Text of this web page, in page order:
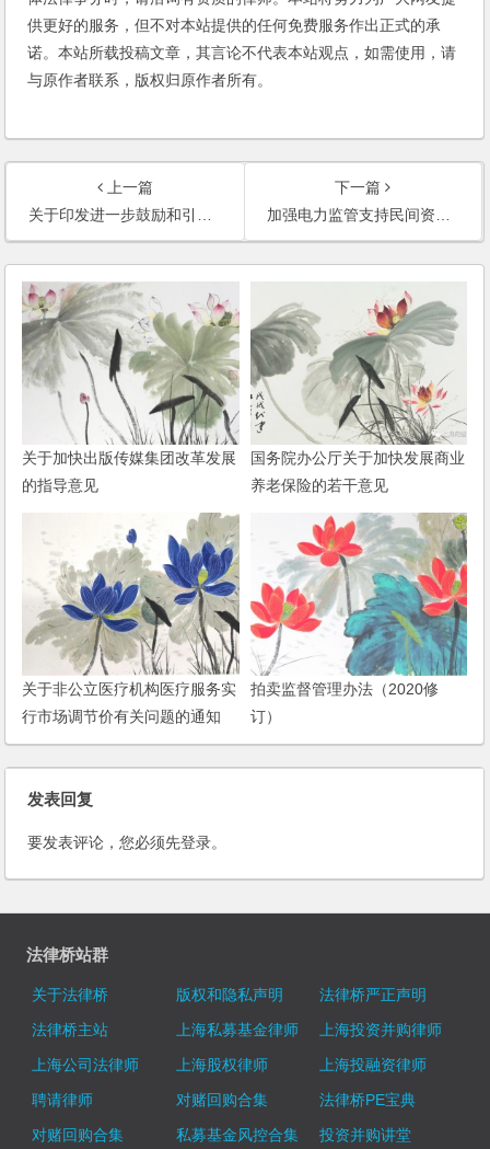
供更好的服务，但不对本站提供的任何免费服务作出正式的承
诺。本站所载投稿文章，其言论不代表本站观点，如需使用，请
与原作者联系，版权归原作者所有。
上一篇
关于印发进一步鼓励和引导民间资本进入市政公用事业领域的实施意见的通知
下一篇
加强电力监管支持民间资本投资电力的实施意见
关于加快出版传媒集团改革发展
的指导意见
国务院办公厅关于加快发展商业
养老保险的若干意见
关于非公立医疗机构医疗服务实
行市场调节价有关问题的通知
拍卖监督管理办法（2020修
订）
发表回复
要发表评论，您必须先登录。
法律桥站群
关于法律桥 版权和隐私声明
法律桥严正声明
法律桥主站
上海私募基金律师
上海投资并购律师
上海公司法律师
上海股权律师
上海投融资律师
聘请律师
对赌回购合集
法律桥PE宝典
对赌回购合集
私募基金风控合集
投资并购讲堂